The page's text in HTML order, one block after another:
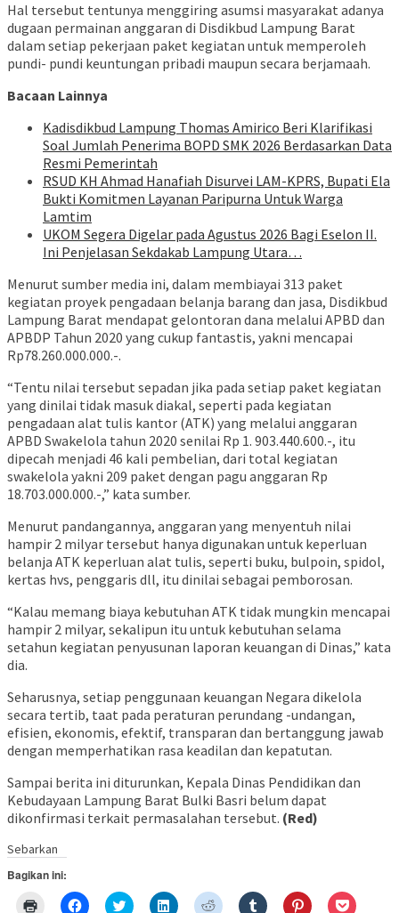
Hal tersebut tentunya menggiring asumsi masyarakat adanya
dugaan permainan anggaran di Disdikbud Lampung Barat
dalam setiap pekerjaan paket kegiatan untuk memperoleh
pundi- pundi keuntungan pribadi maupun secara berjamaah.
Bacaan Lainnya
Kadisdikbud Lampung Thomas Amirico Beri Klarifikasi
Soal Jumlah Penerima BOPD SMK 2026 Berdasarkan Data
Resmi Pemerintah
RSUD KH Ahmad Hanafiah Disurvei LAM-KPRS, Bupati Ela
Bukti Komitmen Layanan Paripurna Untuk Warga
Lamtim
UKOM Segera Digelar pada Agustus 2026 Bagi Eselon II.
Ini Penjelasan Sekdakab Lampung Utara…
Menurut sumber media ini, dalam membiayai 313 paket
kegiatan proyek pengadaan belanja barang dan jasa, Disdikbud
Lampung Barat mendapat gelontoran dana melalui APBD dan
APBDP Tahun 2020 yang cukup fantastis, yakni mencapai
Rp78.260.000.000.-.
“Tentu nilai tersebut sepadan jika pada setiap paket kegiatan
yang dinilai tidak masuk diakal, seperti pada kegiatan
pengadaan alat tulis kantor (ATK) yang melalui anggaran
APBD Swakelola tahun 2020 senilai Rp 1. 903.440.600.-, itu
dipecah menjadi 46 kali pembelian, dari total kegiatan
swakelola yakni 209 paket dengan pagu anggaran Rp
18.703.000.000.-,” kata sumber.
Menurut pandangannya, anggaran yang menyentuh nilai
hampir 2 milyar tersebut hanya digunakan untuk keperluan
belanja ATK keperluan alat tulis, seperti buku, bulpoin, spidol,
kertas hvs, penggaris dll, itu dinilai sebagai pemborosan.
“Kalau memang biaya kebutuhan ATK tidak mungkin mencapai
hampir 2 milyar, sekalipun itu untuk kebutuhan selama
setahun kegiatan penyusunan laporan keuangan di Dinas,” kata
dia.
Seharusnya, setiap penggunaan keuangan Negara dikelola
secara tertib, taat pada peraturan perundang -undangan,
efisien, ekonomis, efektif, transparan dan bertanggung jawab
dengan memperhatikan rasa keadilan dan kepatutan.
Sampai berita ini diturunkan, Kepala Dinas Pendidikan dan
Kebudayaan Lampung Barat Bulki Basri belum dapat
dikonfirmasi terkait permasalahan tersebut. (Red)
Sebarkan
Bagikan ini:
Klik Klik Klik Klik Klik Klik Klik